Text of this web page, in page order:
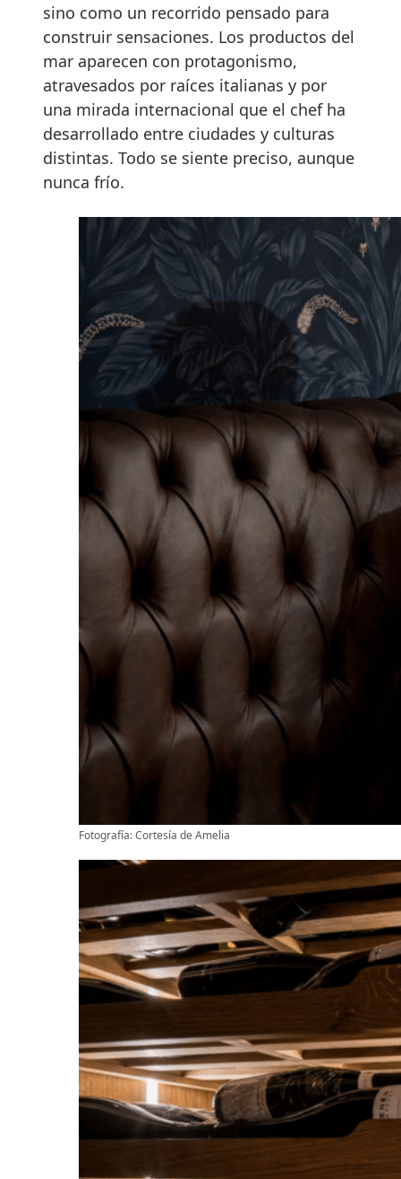
sino como un recorrido pensado para
construir sensaciones. Los productos del
mar aparecen con protagonismo,
atravesados por raíces italianas y por
una mirada internacional que el chef ha
desarrollado entre ciudades y culturas
distintas. Todo se siente preciso, aunque
nunca frío.
Fotografía: Cortesía de Amelia